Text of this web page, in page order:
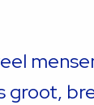
groot,